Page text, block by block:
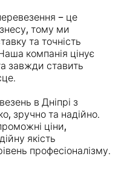
– це
тому ми
та точність
компанія цінує
завжди ставить
в Дніпрі з
зручно та надійно.
ціни,
якість
професіоналізму.